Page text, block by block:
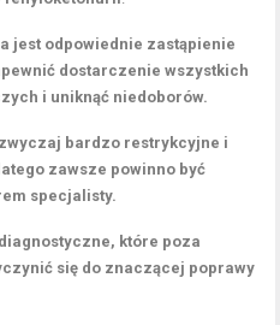
jest odpowiednie zastąpienie
dostarczenie wszystkich
i uniknąć niedoborów.
bardzo restrykcyjne i
zawsze powinno być
specjalisty.
które poza
się do znaczącej poprawy